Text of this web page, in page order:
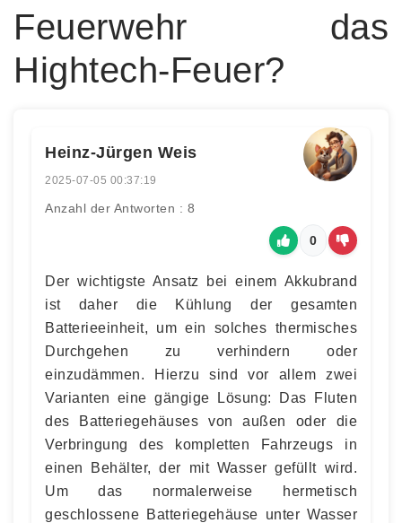
Feuerwehr das
Hightech-Feuer?
Heinz-Jürgen Weis
2025-07-05 00:37:19
Anzahl der Antworten : 8
0
Der wichtigste Ansatz bei einem Akkubrand
ist daher die Kühlung der gesamten
Batterieeinheit, um ein solches thermisches
Durchgehen zu verhindern oder
einzudämmen. Hierzu sind vor allem zwei
Varianten eine gängige Lösung: Das Fluten
des Batteriegehäuses von außen oder die
Verbringung des kompletten Fahrzeugs in
einen Behälter, der mit Wasser gefüllt wird.
Um das normalerweise hermetisch
geschlossene Batteriegehäuse unter Wasser